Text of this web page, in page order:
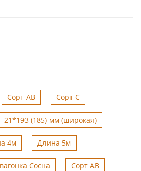
Сорт АВ Сорт С
21*193 (185) мм (широкая)
4м Длина 5м
Сосна Сорт АВ